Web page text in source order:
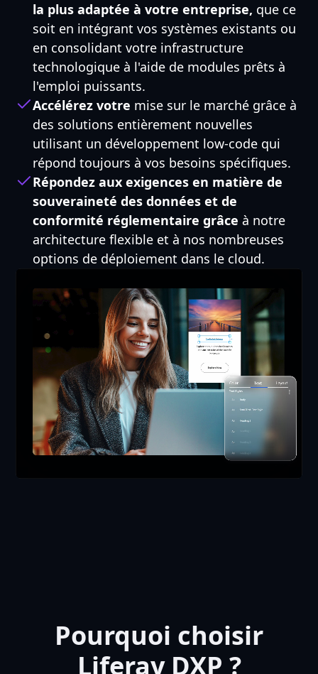
la plus adaptée à votre entreprise, que ce
soit en intégrant vos systèmes existants ou
en consolidant votre infrastructure
technologique à l'aide de modules prêts à
l'emploi puissants.
Accélérez votre mise sur le marché grâce à
des solutions entièrement nouvelles
utilisant un développement low-code qui
répond toujours à vos besoins spécifiques.
Répondez aux exigences en matière de
souveraineté des données et de
conformité réglementaire grâceà notre
architecture flexible et à nos nombreuses
options de déploiement dans le cloud.
Pourquoi choisir
Liferay DXP ?